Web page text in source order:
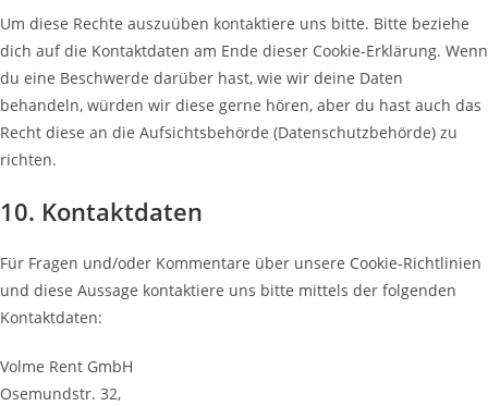
Um diese Rechte auszuüben kontaktiere uns bitte. Bitte beziehe
dich auf die Kontaktdaten am Ende dieser Cookie-Erklärung. Wenn
du eine Beschwerde darüber hast, wie wir deine Daten
behandeln, würden wir diese gerne hören, aber du hast auch das
Recht diese an die Aufsichtsbehörde (Datenschutzbehörde) zu
richten.
10. Kontaktdaten
Für Fragen und/oder Kommentare über unsere Cookie-Richtlinien
und diese Aussage kontaktiere uns bitte mittels der folgenden
Kontaktdaten:
Volme Rent GmbH
Osemundstr. 32,